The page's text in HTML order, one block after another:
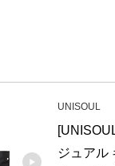
UNISOUL
ジュアル